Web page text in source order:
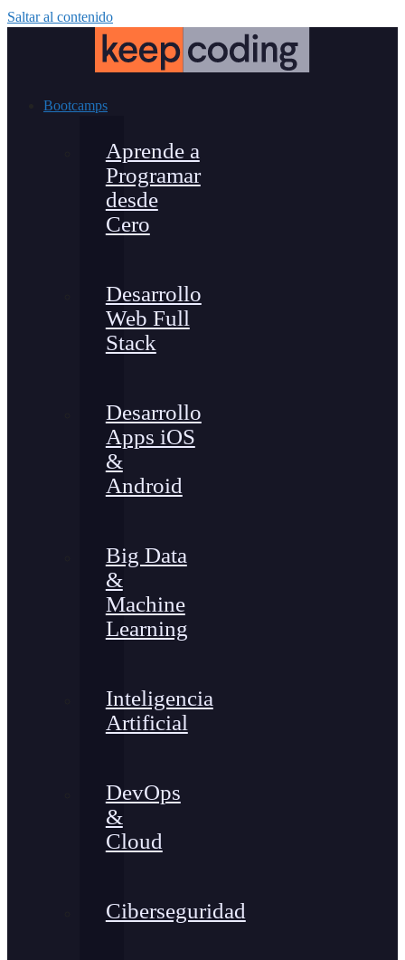
Saltar al contenido
Bootcamps
Aprende a
Programar
desde
Cero
Desarrollo
Web Full
Stack
Desarrollo
Apps iOS
&
Android
Big Data
&
Machine
Learning
Inteligencia
Artificial
DevOps
&
Cloud
Ciberseguridad